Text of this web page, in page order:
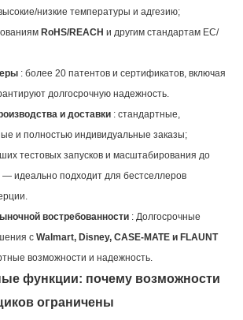
низкие температуры и адгезию;
RoHS/REACH и другим стандартам ЕС/
: более 20 патентов и сертификатов, включая
долгосрочную надежность.
и доставки: стандартные,
и полностью индивидуальные заказы;
тестовых запусков и масштабирования до
— идеально подходит для бестселлеров
востребованности: Долгосрочные
с Walmart, Disney, CASE-MATE и FLAUNT
возможности и надежность.
функции: почему возможности
ограничены